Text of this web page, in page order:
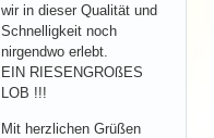
wir in dieser Qualität und
Schnelligkeit noch
nirgendwo erlebt.
EIN RIESENGROßES
LOB !!!
Mit herzlichen Grüßen